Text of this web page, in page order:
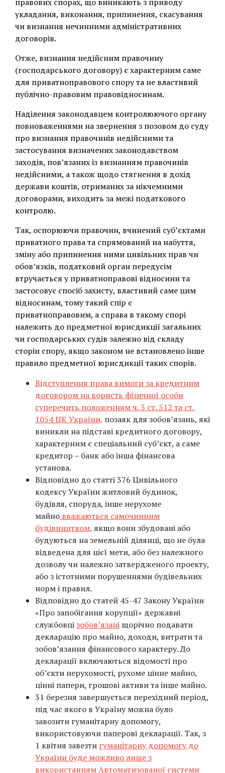
укладання, виконання, припинення, скасування
чи визнання нечинними адміністративних
договорів.
Отже, визнання недійсним правочину
(господарського договору) є характерним саме
для приватноправового спору та не властивий
публічно-правовим правовідносинам.
Наділення законодавцем контролюючого органу
повноваженнями на звернення з позовом до суду
про визнання правочинів недійсними та
застосування визначених законодавством
заходів, пов’язаних із визнанням правочинів
недійсними, а також щодо стягнення в дохід
держави коштів, отриманих за нікчемними
договорами, виходить за межі податкового
контролю.
Так, оспорюючи правочин, вчинений суб’єктами
приватного права та спрямований на набуття,
зміну або припинення ними цивільних прав чи
обов’язків, податковий орган передусім
втручається у приватноправові відносини та
застосовує спосіб захисту, властивий саме цим
відносинам, тому такий спір є
приватноправовим, а справа в такому спорі
належить до предметної юрисдикції загальних
чи господарських судів залежно від складу
сторін спору, якщо законом не встановлено інше
правило предметної юрисдикції таких спорів.
Відступлення права вимоги за кредитним
договором на користь фізичної особи
суперечить положенням ч. 3 ст. 512 та ст.
1054 ЦК України, позаяк для зобов’язань, які
виникли на підставі кредитного договору,
характерним є спеціальний суб’єкт, а саме
кредитор – банк або інша фінансова
установа.
Відповідно до статті 376 Цивільного
кодексу України житловий будинок,
будівля, споруда, інше нерухоме
майно вважаються самочинним
будівництвом, якщо вони збудовані або
будуються на земельній ділянці, що не була
відведена для цієї мети, або без належного
дозволу чи належно затвердженого проекту,
або з істотними порушеннями будівельних
норм і правил.
Відповідно до статей 45-47 Закону України
«Про запобігання корупції» державні
службовцізобов’язані щорічно подавати
декларацію про майно, доходи, витрати та
зобов’язання фінансового характеру. До
декларації включаються відомості про
об’єкти нерухомості, рухоме цінне майно,
цінні папери, грошові активи та інше майно.
31 березня завершується перехідний період,
під час якого в Україну можна було
завозити гуманітарну допомогу,
використовуючи паперові декларації. Так, з
1 квітня завезти гуманітарну допомогу до
України буде можливо лише з
використанням Автоматизованої системи